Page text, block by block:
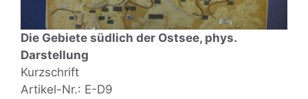
Die Gebiete südlich der Ostsee, phys.
Darstellung
Kurzschrift
Artikel-Nr.: E-D9